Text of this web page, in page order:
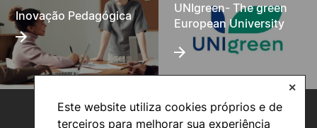
Este website utiliza cookies próprios e de
terceiros para melhorar sua experiência
✕
Inovação Pedagógica
UNIgreen- The green
European University